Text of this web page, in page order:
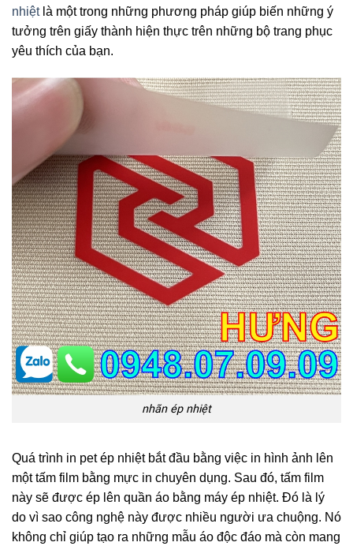
nhiệtlà một trong những phương pháp giúp biến những ý
tưởng trên giấy thành hiện thực trên những bộ trang phục
yêu thích của bạn.
nhãn ép nhiệt
Quá trình in pet ép nhiệt bắt đầu bằng việc in hình ảnh lên
một tấm film bằng mực in chuyên dụng. Sau đó, tấm film
này sẽ được ép lên quần áo bằng máy ép nhiệt. Đó là lý
do vì sao công nghệ này được nhiều người ưa chuộng. Nó
không chỉ giúp tạo ra những mẫu áo độc đáo mà còn mang